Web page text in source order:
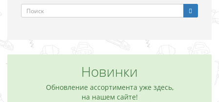
Новинки
Обновление ассортимента уже здесь,
на нашем сайте!